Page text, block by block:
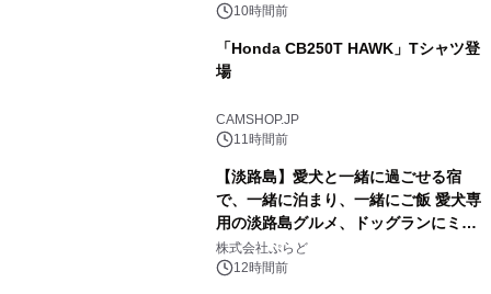
10時間前
「Honda CB250T HAWK」Tシャツ登
場
CAMSHOP.JP
11時間前
【淡路島】愛犬と一緒に過ごせる宿
で、一緒に泊まり、一緒にご飯 愛犬専
用の淡路島グルメ、ドッグランにミニ
プール グランピングとトレーラーハウ
スの2施設で
株式会社ぷらど
12時間前